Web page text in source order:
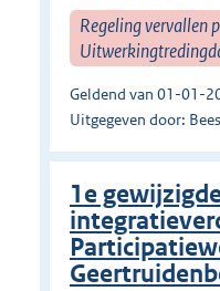
Regeling
Geldend van 01-01-
Uitgegeven door:
1e